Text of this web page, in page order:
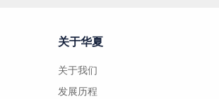
关于华夏
关于我们
发展历程